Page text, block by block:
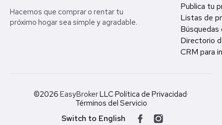
Hacemos que comprar o rentar tu
próximo hogar sea simple y agradable.
Publica tu
Listas de
Búsquedas
Directorio
CRM para
©2026 EasyBrokerLLC·Política de Privacidad·
Términos del Servicio
Switch to English